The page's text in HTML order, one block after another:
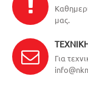
μας.
Για